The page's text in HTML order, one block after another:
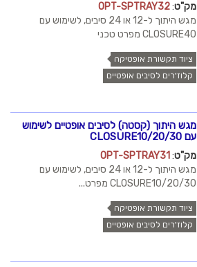
מק"ט:
OPT-SPTRAY32
מגש היתוך ל-12 או 24 סיבים, לשימוש עם
CLOSURE40 מפרט טכני
ציוד תקשורת אופטיקה
קלוז'רים לסיבים אופטיים
מגש היתוך (קסטה) לסיבים אופטיים לשימוש
עם CLOSURE10/20/30
מק"ט:
OPT-SPTRAY31
מגש היתוך ל-12 או 24 סיבים, לשימוש עם
CLOSURE10/20/30 מפרט...
ציוד תקשורת אופטיקה
קלוז'רים לסיבים אופטיים